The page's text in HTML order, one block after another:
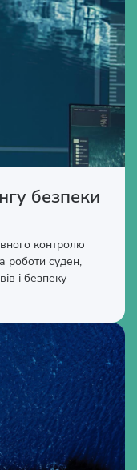
безпеки
контролю
роботи суден,
і безпеку